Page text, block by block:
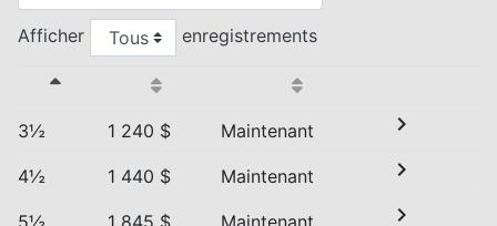
Afficher enregistrements
3½ 1 240 $ Maintenant chevron_right
4½ 1 440 $ Maintenant chevron_right
chevron_right